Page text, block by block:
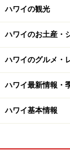
ハワイの観光
ハワイのお土産・
ハワイのグルメ・
ハワイ最新情報・
ハワイ基本情報